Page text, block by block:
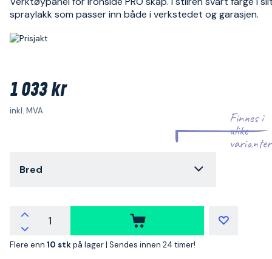
spraylakk som passer inn både i verkstedet og garasjen.
1 033 kr
inkl. MVA
Finnes i
ulike
varianter
Bred
Flere enn 10 stkpå lager | Sendes innen 24 timer!